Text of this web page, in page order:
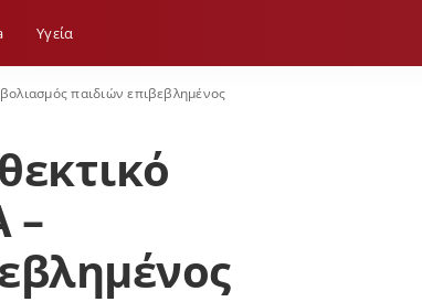
Yγεία
παιδιών επιβεβλημένος
–